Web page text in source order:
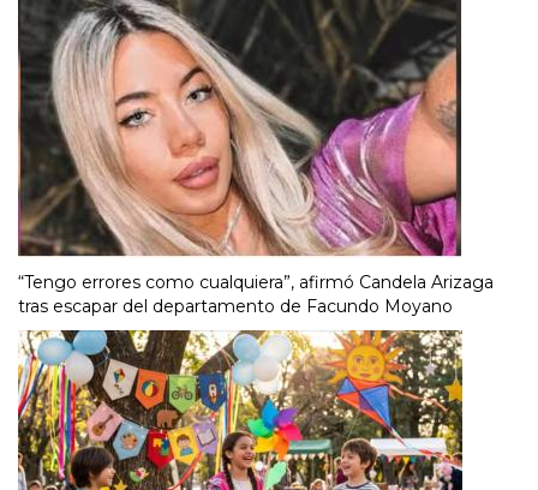
“Tengo errores como cualquiera”, afirmó Candela Arizaga
tras escapar del departamento de Facundo Moyano